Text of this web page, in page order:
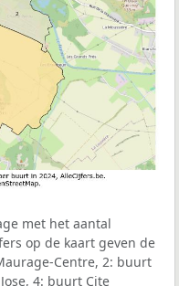
met het aantal
op de kaart geven de
Centre, 2: buurt
4: buurt Cite